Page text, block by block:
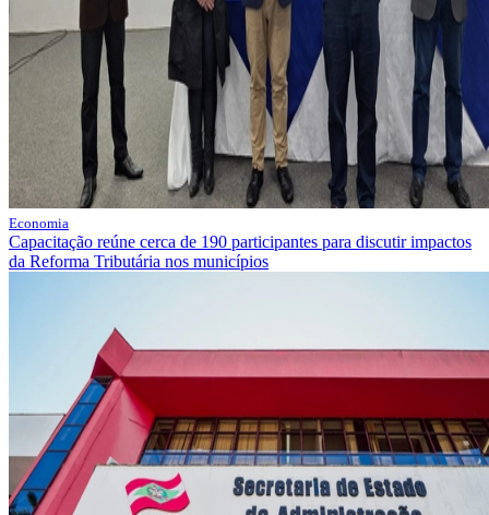
Economia
Capacitação reúne cerca de 190 participantes para discutir impactos
da Reforma Tributária nos municípios